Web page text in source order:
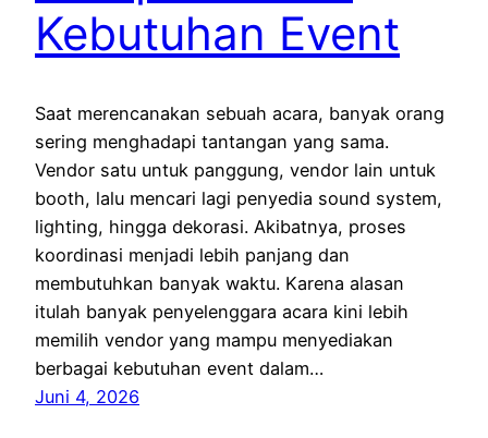
Kebutuhan Event
Saat merencanakan sebuah acara, banyak orang
sering menghadapi tantangan yang sama.
Vendor satu untuk panggung, vendor lain untuk
booth, lalu mencari lagi penyedia sound system,
lighting, hingga dekorasi. Akibatnya, proses
koordinasi menjadi lebih panjang dan
membutuhkan banyak waktu. Karena alasan
itulah banyak penyelenggara acara kini lebih
memilih vendor yang mampu menyediakan
berbagai kebutuhan event dalam…
Juni 4, 2026